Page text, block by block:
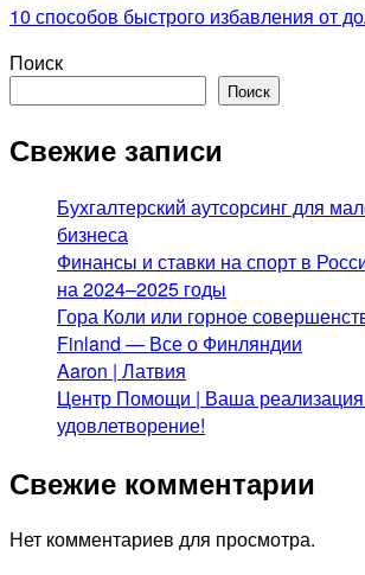
10 способов быстрого избавления от
Поиск
Поиск
Свежие записи
Бухгалтерский аутсорсинг для
бизнеса
Финансы и ставки на спорт в
на 2024–2025 годы
Гора Коли или горное
Finland — Все о Финляндии
Aaron | Латвия
Центр Помощи | Ваша
удовлетворение!
Свежие комментарии
Нет комментариев для просмотра.